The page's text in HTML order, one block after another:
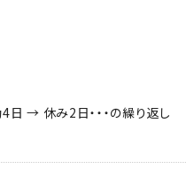
→ 休み2日・・・の繰り返し